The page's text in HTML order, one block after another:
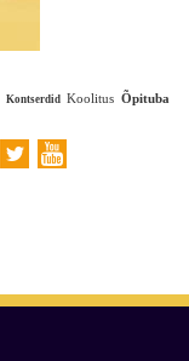
Kontserdid Koolitus Õpituba